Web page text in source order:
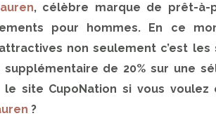
, célèbre marque de prêt-à-
pour hommes. En ce
non seulement c’est
de 20% sur une
le site CupoNation si vous
?